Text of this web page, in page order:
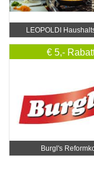
LEOPOLDI
€ 5,-
Burgl's